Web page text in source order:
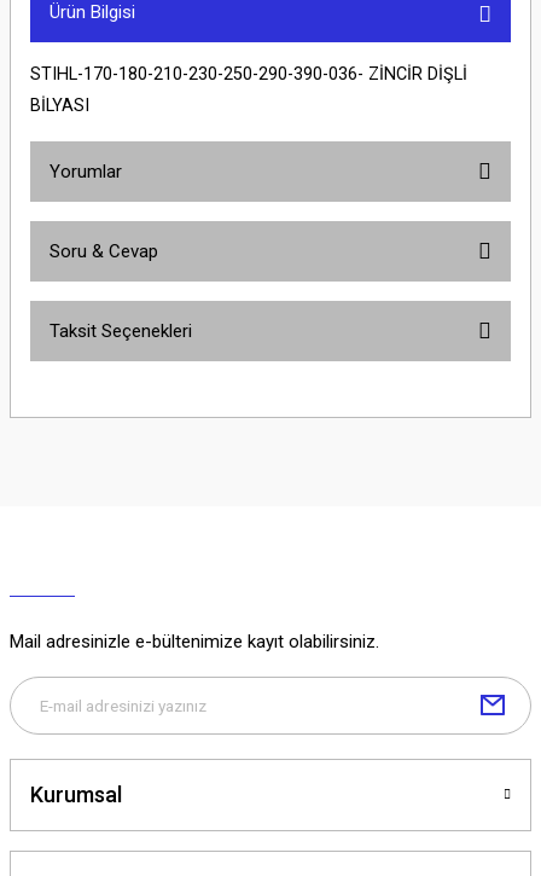
Ürün Bilgisi
STIHL-170-180-210-230-250-290-390-036- ZİNCİR DİŞLİ
BİLYASI
Yorumlar
Soru & Cevap
Soru Sor
Taksit Seçenekleri
Mail adresinizle e-bültenimize kayıt olabilirsiniz.
Kurumsal